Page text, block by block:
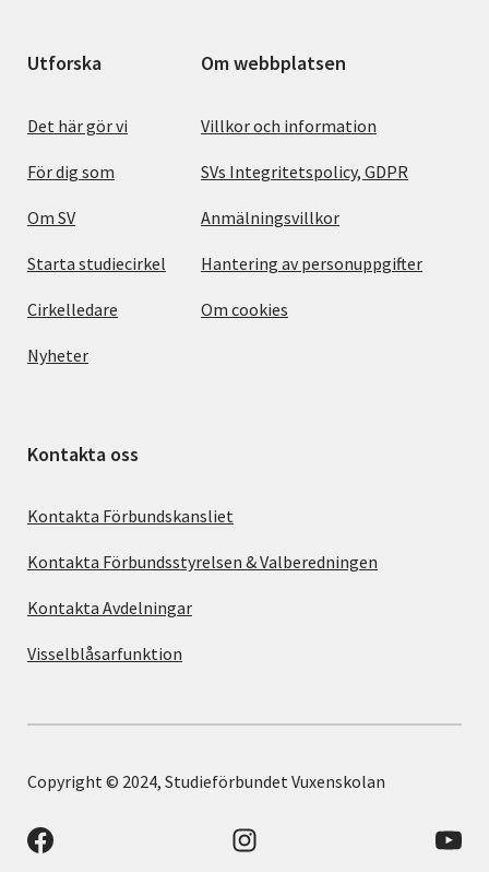
Utforska
Det här gör vi
För dig som
Om SV
Starta studiecirkel
Cirkelledare
Nyheter
Om webbplatsen
Villkor och information
SVs Integritetspolicy, GDPR
Anmälningsvillkor
Hantering av personuppgifter
Om cookies
Kontakta oss
Kontakta Förbundskansliet
Kontakta Förbundsstyrelsen & Valberedningen
Kontakta Avdelningar
Visselblåsarfunktion
Copyright © 2024, Studieförbundet Vuxenskolan